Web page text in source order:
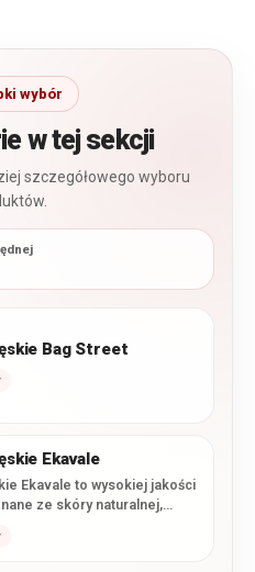
wybór
w tej sekcji
szczegółowego wyboru
Bag Street
Ekavale
Ekavale to wysokiej jakości
ze skóry naturalnej,